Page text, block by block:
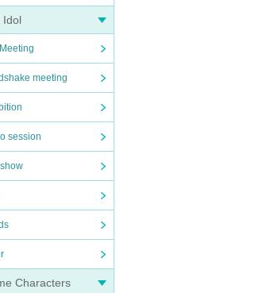
Idol
meeting
session
Characters